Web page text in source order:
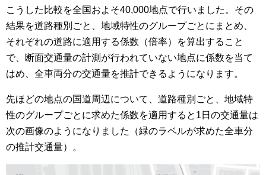
こうした比較を全国およそ40,000地点で行いました。その
結果を道路種別ごと、地域特性のグループごとにまとめ、
それぞれの道路に適用する係数（倍率）を算出すること
で、断面交通量の計測が行われていない地点に係数を当て
はめ、全車両分の交通量を推計できるようになります。
先ほどの地点の国道周辺について、道路種別ごと、地域特
性のグループごとに求めた係数を適用すると1日の交通量は
次の画像のようになりました（緑のラベルが求めた全車分
の推計交通量）。